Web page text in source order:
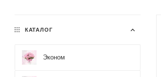
КАТАЛОГ
Эконом